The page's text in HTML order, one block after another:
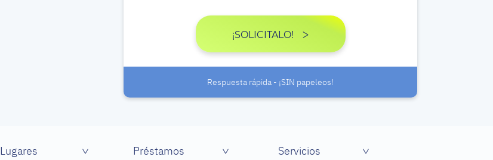
¡SOLICITALO!
Respuesta rápida - ¡SIN papeleos!
Lugares Préstamos Servicios